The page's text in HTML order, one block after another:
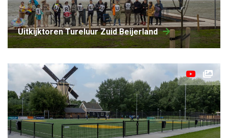
uitkijktoren Tureluur Zuid Beijerland